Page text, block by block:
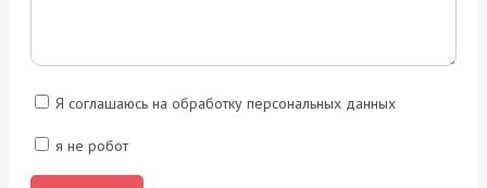
Я соглашаюсь на обработку персональных данных
я не робот